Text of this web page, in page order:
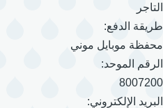
التاجر
طريقة الدفع:
محفظة موبايل موني
الرقم الموحد:
8007200
البريد الإلكتروني: